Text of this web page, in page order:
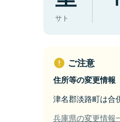
サト
ご注意
住所等の変更情報
津名郡淡路町は合
兵庫県の変更情報